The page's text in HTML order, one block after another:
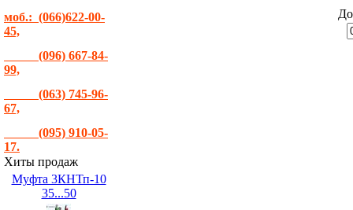
моб.: (066)622-00-
45,
(096) 667-84-
99,
(063) 745-96-
67,
(095) 910-05-
17.
Хиты продаж
Муфта 3КНТп-10
35...50